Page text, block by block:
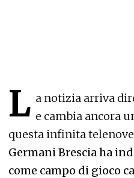
L a notizia arriva
e cambia ancora
questa infinita
Germani Brescia ha
come campo di gioco